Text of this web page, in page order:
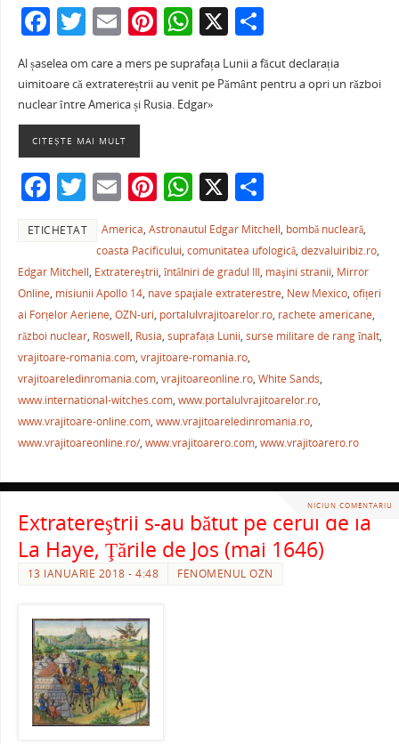
F
a
c
e
b
o
o
k
T
itt
er
E
ai
l
Pi
er
e
W
h
at
s
p
p
X P
ar
ta
ză
Al șaselea om care a mers pe suprafața Lunii a făcut declarația
uimitoare că extratereștrii au venit pe Pământ pentru a opri un război
nuclear între America și Rusia. Edgar»
CITEȘTE MAI MULT
F
c
e
b
o
o
k
T
w
itt
er
E
m
ai
l
Pi
er
e
st
W
h
at
s
A
p
p
X P
ar
ta
je
a
ză
ETICHETAT America,Astronautul Edgar Mitchell, bombă nucleară,
coasta Pacificului,comunitatea ufologică,dezvaluiribiz.ro,
Edgar Mitchell, Extratereştrii, întâlniri de gradul III, maşini stranii, Mirror
Online, misiunii Apollo 14, nave spaţiale extraterestre, New Mexico, ofițeri
ai Forțelor Aeriene, OZN-uri, portalulvrajitoarelor.ro, rachete americane,
război nuclear, Roswell, Rusia, suprafața Lunii, surse militare de rang înalt,
vrajitoare-romania.com, vrajitoare-romania.ro,
vrajitoareledinromania.com, vrajitoareonline.ro, White Sands,
www.international-witches.com, www.portalulvrajitoarelor.ro,
www.vrajitoare-online.com, www.vrajitoareledinromania.ro,
www.vrajitoareonline.ro/, www.vrajitoarero.com, www.vrajitoarero.ro
NICIUN COMENTARIU
Extratereştrii s-au bătut pe cerul de la
La Haye, Ţările de Jos (mai 1646)
13 IANUARIE 2018 - 4:48 FENOMENUL OZN